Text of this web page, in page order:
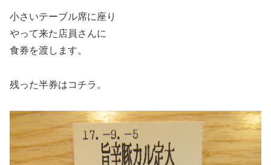
小さいテーブル席に座り
やって来た店員さんに
食券を渡します。
残った半券はコチラ。